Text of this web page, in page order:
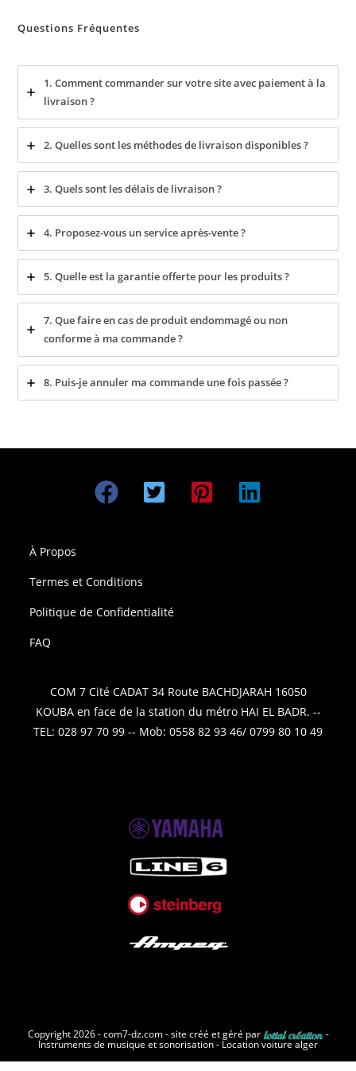
Questions Fréquentes
1. Comment commander sur votre site avec paiement à la
livraison ?
2. Quelles sont les méthodes de livraison disponibles ?
3. Quels sont les délais de livraison ?
4. Proposez-vous un service après-vente ?
5. Quelle est la garantie offerte pour les produits ?
7. Que faire en cas de produit endommagé ou non
conforme à ma commande ?
8. Puis-je annuler ma commande une fois passée ?
À Propos
Termes et Conditions
Politique de Confidentialité
FAQ
COM 7 Cité CADAT 34 Route BACHDJARAH 16050
KOUBA en face de la station du métro HAI EL BADR. --
TEL: 028 97 70 99 -- Mob: 0558 82 93 46/ 0799 80 10 49
Copyright 2026 - com7-dz.com - site créé et géré par -
Instruments de musique et sonorisation- Location voiture alger